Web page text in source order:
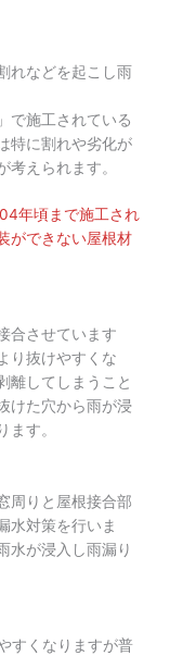
れなどを起こし雨
で施工されている
特に割れや劣化が
えられます。
年頃まで施工され
ができない屋根材
合させています
り抜けやすくな
離してしまうこと
けた穴から雨が浸
ます。
周りと屋根接合部
水対策を行いま
水が浸入し雨漏り
すくなりますが普